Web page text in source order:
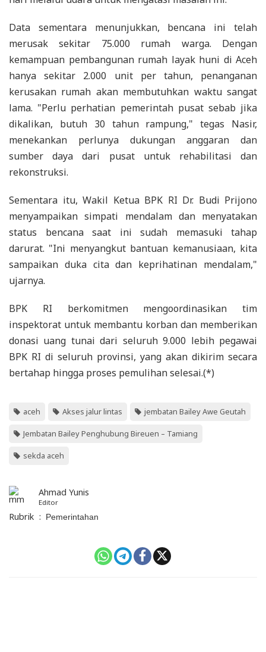
Data sementara menunjukkan, bencana ini telah
merusak sekitar 75.000 rumah warga. Dengan
kemampuan pembangunan rumah layak huni di Aceh
hanya sekitar 2.000 unit per tahun, penanganan
kerusakan rumah akan membutuhkan waktu sangat
lama. "Perlu perhatian pemerintah pusat sebab jika
dikalikan, butuh 30 tahun rampung," tegas Nasir,
menekankan perlunya dukungan anggaran dan
sumber daya dari pusat untuk rehabilitasi dan
rekonstruksi.
Sementara itu, Wakil Ketua BPK RI Dr. Budi Prijono
menyampaikan simpati mendalam dan menyatakan
status bencana saat ini sudah memasuki tahap
darurat. "Ini menyangkut bantuan kemanusiaan, kita
sampaikan duka cita dan keprihatinan mendalam,"
ujarnya.
BPK RI berkomitmen mengoordinasikan tim
inspektorat untuk membantu korban dan memberikan
donasi uang tunai dari seluruh 9.000 lebih pegawai
BPK RI di seluruh provinsi, yang akan dikirim secara
bertahap hingga proses pemulihan selesai.(*)
aceh Akses jalur lintas jembatan Bailey Awe Geutah
Jembatan Bailey Penghubung Bireuen – Tamiang
sekda aceh
Ahmad Yunis
Editor
Rubrik : Pemerintahan